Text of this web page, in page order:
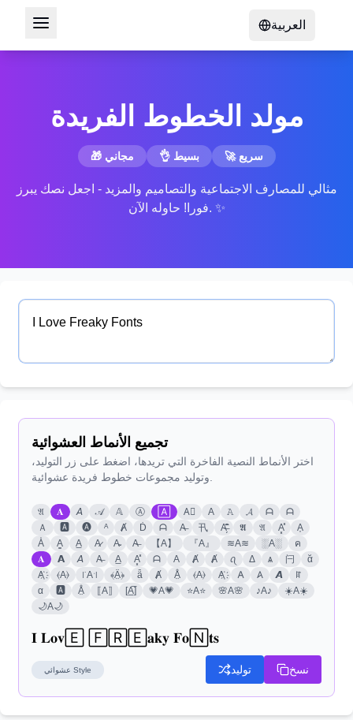
العربية
مولد الخطوط الفريدة
🎁 مجاني 👌 بسيط 🚀 سريع
مثالي للمصارف الاجتماعية والتصاميم والمزيد - اجعل نصك يبرز
فورا! حاوله الآن. ✨
تجميع الأنماط العشوائية
اختر الأنماط النصية الفاخرة التي تريدها، اضغط على زر التوليد،
𝔄 𝐀 𝘈 𝒜 𝔸 Ⓐ 🄰 A⃣ A 𝙰 𝓐 ᗩ
ᗩ
Ａ
🅰 🅐 ᴬ Ⱥ Ḋ ᗩ A̶ 卂 A̶̗͊̈͘ 𝕬 𝔄 A͓̽
A͎
A̾
A̳ A̲ A̷ A̴ A̶ 【A】 『A』 ≋A≋ ░A░
ค
𝐀
𝗔 𝘈 A̶ A̲ A͓̽ ᗩ A Ⱥ Ⱥ ꪖ Δ ѧ 闩
ᾰ
A҉
⦑A⦒ ꜍A꜉ ﴾Ä̤﴿ ǟ Ⱥ Å̤ ⦑A⦒ A҉ 𐌀 𐤠 𝘼
ꍏ
α
🅰 Å̤ ⟦A⟧ [A̲̅] 💗A💗 ⭐A⭐ 🌸A🌸 ♪A♪
☀️A☀️
🌙A🌙
𝐈 𝐋𝐨𝐯🄴 🄵🅁🄴𝐚𝐤𝐲 𝐅𝐨🄽𝐭𝐬
عشوائي Style توليد نسخ